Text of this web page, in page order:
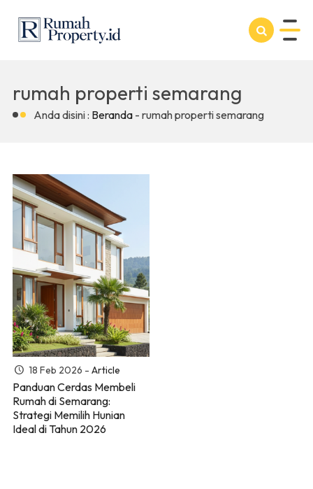
rumah properti semarang
Anda disini : Beranda - rumah properti semarang
18 Feb 2026 - Article
Panduan Cerdas Membeli
Rumah di Semarang:
Strategi Memilih Hunian
Ideal di Tahun 2026